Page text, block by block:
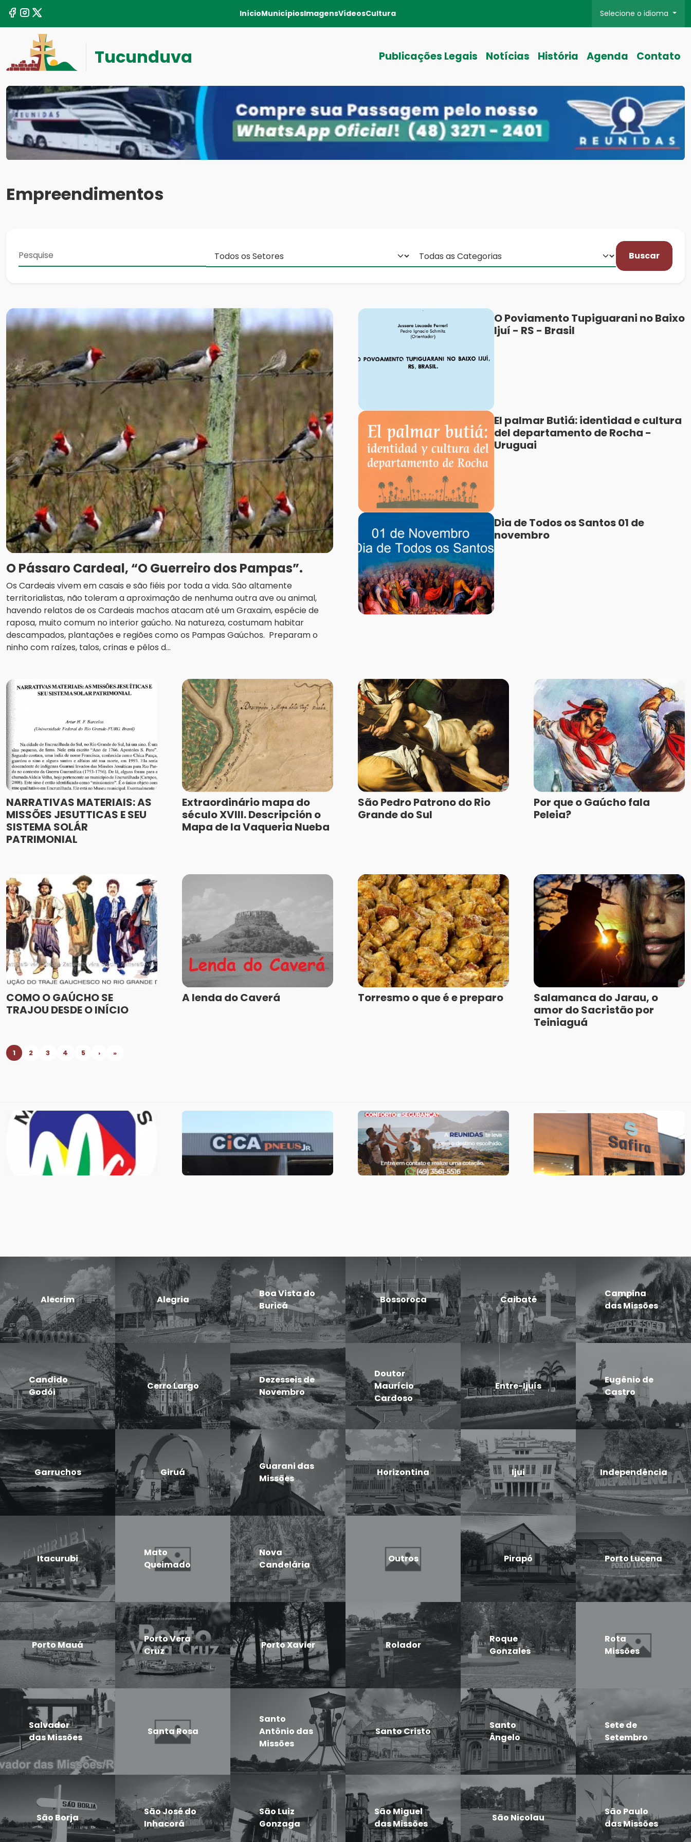
InícioMunicípiosImagensVídeosCultura Selecione o idioma
Tucunduva Publicações Legais Notícias História Agenda Contato
Empreendimentos
Buscar
O Pássaro Cardeal, “O Guerreiro dos Pampas”.
Os Cardeais vivem em casais e são fiéis por toda a vida. São altamente
territorialistas, não toleram a aproximação de nenhuma outra ave ou animal,
havendo relatos de os Cardeais machos atacam até um Graxaim, espécie de
raposa, muito comum no interior gaúcho. Na natureza, costumam habitar
descampados, plantações e regiões como os Pampas Gaúchos. Preparam o
ninho com raízes, talos, crinas e pêlos d...
O Poviamento Tupiguarani no Baixo
Ijuí - RS - Brasil
El palmar Butiá: identidad e cultura
del departamento de Rocha -
Uruguai
Dia de Todos os Santos 01 de
novembro
NARRATIVAS MATERIAIS: AS
MISSÕES JESUTTICAS E SEU
SISTEMA SOLÁR
PATRIMONIAL
Extraordinário mapa do
século XVIII. Descripción o
Mapa de la Vaqueria Nueba
São Pedro Patrono do Rio
Grande do Sul
Por que o Gaúcho fala
Peleia?
COMO O GAÚCHO SE
TRAJOU DESDE O INÍCIO
A lenda do Caverá Torresmo o que é e preparo
Salamanca do Jarau, o
amor do Sacristão por
Teiniaguá
1 2 3 4 5 › »
Alecrim Alegria
Boa Vista do
Buricá
Bossoroca Caibaté
Campina
das Missões
Candido
Godói
Cerro Largo
Dezesseis de
Novembro
Doutor
Maurício
Cardoso
Entre-Ijuís
Eugênio de
Castro
Garruchos Giruá
Guarani das
Missões
Horizontina Ijui Independência
Itacurubi
Mato
Queimado
Nova
Candelária
Outros Pirapó Porto Lucena
Porto Mauá
Porto Vera
Cruz
Porto Xavier Rolador
Roque
Gonzales
Rota
Missões
Salvador
das Missões
Santa Rosa
Santo
Antônio das
Missões
Santo Cristo
Santo
Ângelo
Sete de
Setembro
São Borja
São José do
Inhacorá
São Luiz
Gonzaga
São Miguel
das Missões
São Nicolau
São Paulo
das Missões